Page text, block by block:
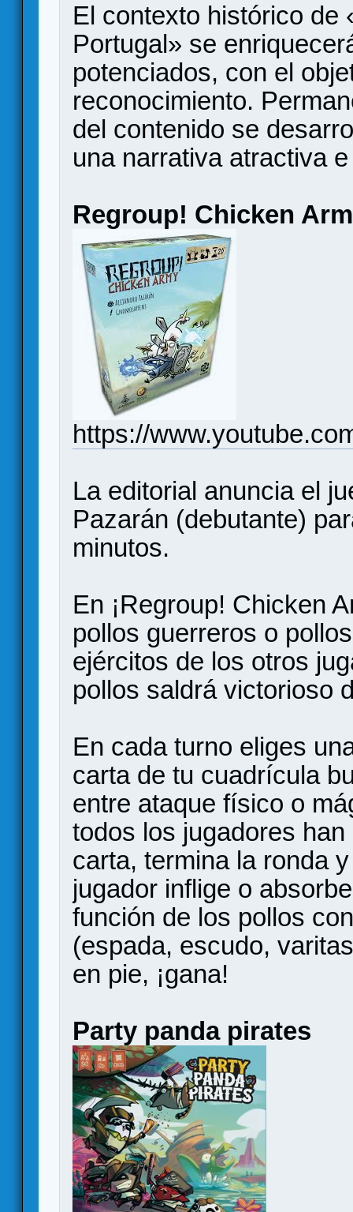
El contexto histórico de
Portugal» se
potenciados, con el
reconocimiento.
del contenido se
una narrativa atractiva
Regroup! Chicken
https://
La editorial anuncia el
Pazarán (debutante)
minutos.
En ¡Regroup! Chicken
pollos guerreros o
ejércitos de los otros
pollos saldrá victorioso
En cada turno eliges
carta de tu cuadrícula
entre ataque físico o
todos los jugadores
carta, termina la ronda
jugador inflige o
función de los pollos
(espada, escudo,
en pie, ¡gana!
Party panda pirates